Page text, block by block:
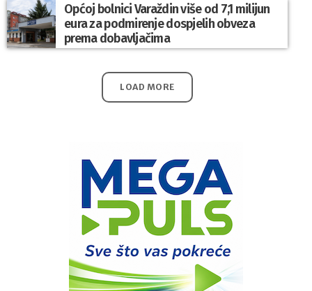
Općoj bolnici Varaždin više od 7,1 milijun
eura za podmirenje dospjelih obveza
prema dobavljačima
LOAD MORE